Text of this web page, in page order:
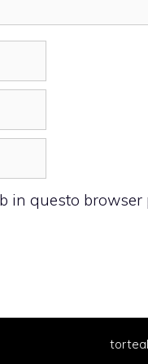
in questo